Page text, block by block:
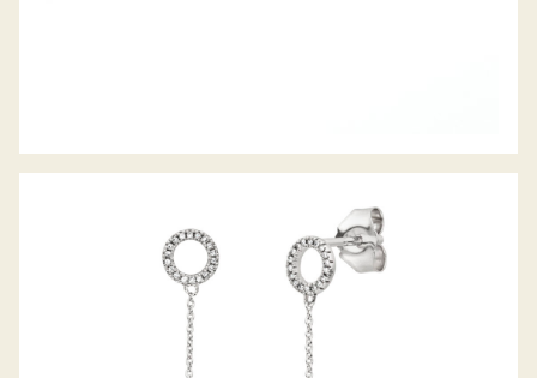
PALIDO DIAMANTOHRHÄNGER